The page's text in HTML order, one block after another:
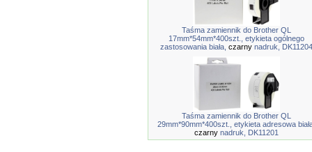
Taśma zamiennik do Brother QL
17mm*54mm*400szt., etykieta ogólnego
zastosowania biała, czarny nadruk, DK11204
Taśma zamiennik do Brother QL
29mm*90mm*400szt., etykieta adresowa
czarny nadruk, DK11201